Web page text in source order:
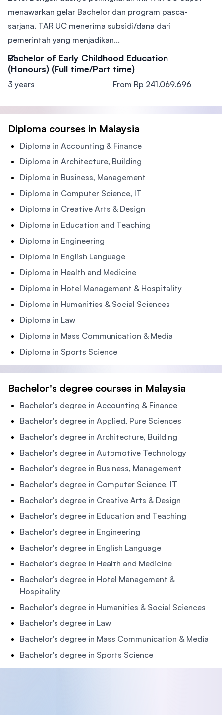
menawarkan gelar Bachelor dan program pasca-
sarjana. TAR UC menerima subsidi/dana dari
pemerintah yang menjadikan...
Bachelor of Early Childhood Education
(Honours) (Full time/Part time)
3 years From Rp 241.069.696
Diploma courses in Malaysia
Diploma in Accounting & Finance
Diploma in Architecture, Building
Diploma in Business, Management
Diploma in Computer Science, IT
Diploma in Creative Arts & Design
Diploma in Education and Teaching
Diploma in Engineering
Diploma in English Language
Diploma in Health and Medicine
Diploma in Hotel Management & Hospitality
Diploma in Humanities & Social Sciences
Diploma in Law
Diploma in Mass Communication & Media
Diploma in Sports Science
Bachelor's degree courses in Malaysia
Bachelor's degree in Accounting & Finance
Bachelor's degree in Applied, Pure Sciences
Bachelor's degree in Architecture, Building
Bachelor's degree in Automotive Technology
Bachelor's degree in Business, Management
Bachelor's degree in Computer Science, IT
Bachelor's degree in Creative Arts & Design
Bachelor's degree in Education and Teaching
Bachelor's degree in Engineering
Bachelor's degree in English Language
Bachelor's degree in Health and Medicine
Bachelor's degree in Hotel Management &
Hospitality
Bachelor's degree in Humanities & Social Sciences
Bachelor's degree in Law
Bachelor's degree in Mass Communication & Media
Bachelor's degree in Sports Science